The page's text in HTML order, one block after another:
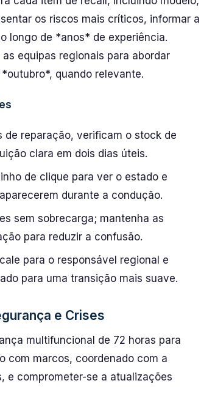
os riscos mais críticos, informar a
longo de *anos* de experiência.
equipas regionais para abordar
quando relevante.
de reparação, verificam o stock de
clara em dois dias úteis.
de clique para ver o estado e
durante a condução.
sem sobrecarga; mantenha as
para reduzir a confusão.
para o responsável regional e
para uma transição mais suave.
e Crises
multifuncional de 72 horas para
com marcos, coordenado com a
e comprometer-se a atualizações